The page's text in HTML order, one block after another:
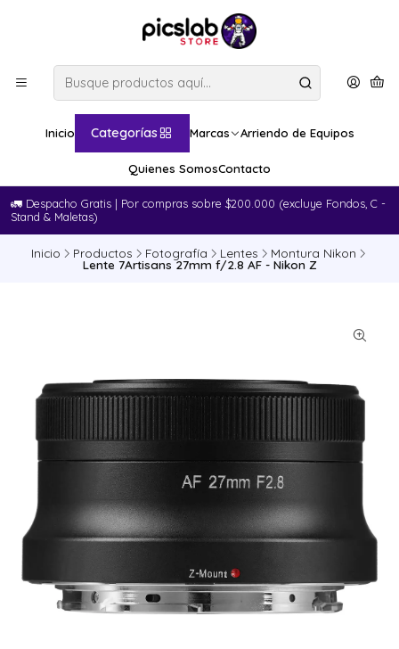
Inicio Categorías Marcas Arriendo de Equipos
Quienes SomosContacto
🚛​ Despacho Gratis | Por compras sobre $200.000 (excluye Fondos, C -
Stand & Maletas)
Inicio Productos Fotografía Lentes Montura Nikon
Lente 7Artisans 27mm f/2.8 AF - Nikon Z